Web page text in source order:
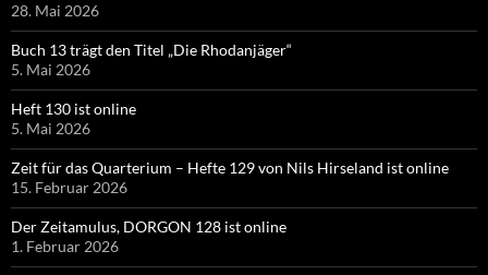
28. Mai 2026
Buch 13 trägt den Titel „Die Rhodanjäger“
5. Mai 2026
Heft 130 ist online
5. Mai 2026
Zeit für das Quarterium – Hefte 129 von Nils Hirseland ist online
15. Februar 2026
Der Zeitamulus, DORGON 128 ist online
1. Februar 2026